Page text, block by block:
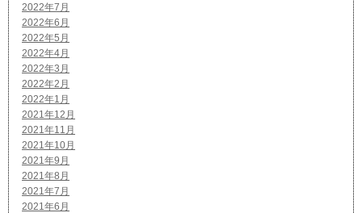
2022年7月
2022年6月
2022年5月
2022年4月
2022年3月
2022年2月
2022年1月
2021年12月
2021年11月
2021年10月
2021年9月
2021年8月
2021年7月
2021年6月